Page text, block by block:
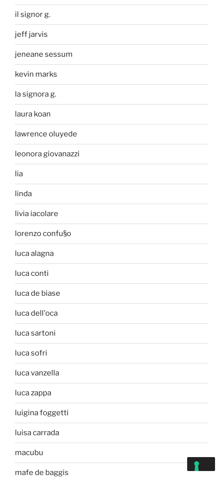
il signor g.
jeff jarvis
jeneane sessum
kevin marks
la signora g.
laura koan
lawrence oluyede
leonora giovanazzi
lia
linda
livia iacolare
lorenzo confu§o
luca alagna
luca conti
luca de biase
luca dell'oca
luca sartoni
luca sofri
luca vanzella
luca zappa
luigina foggetti
luisa carrada
macubu
mafe de baggis